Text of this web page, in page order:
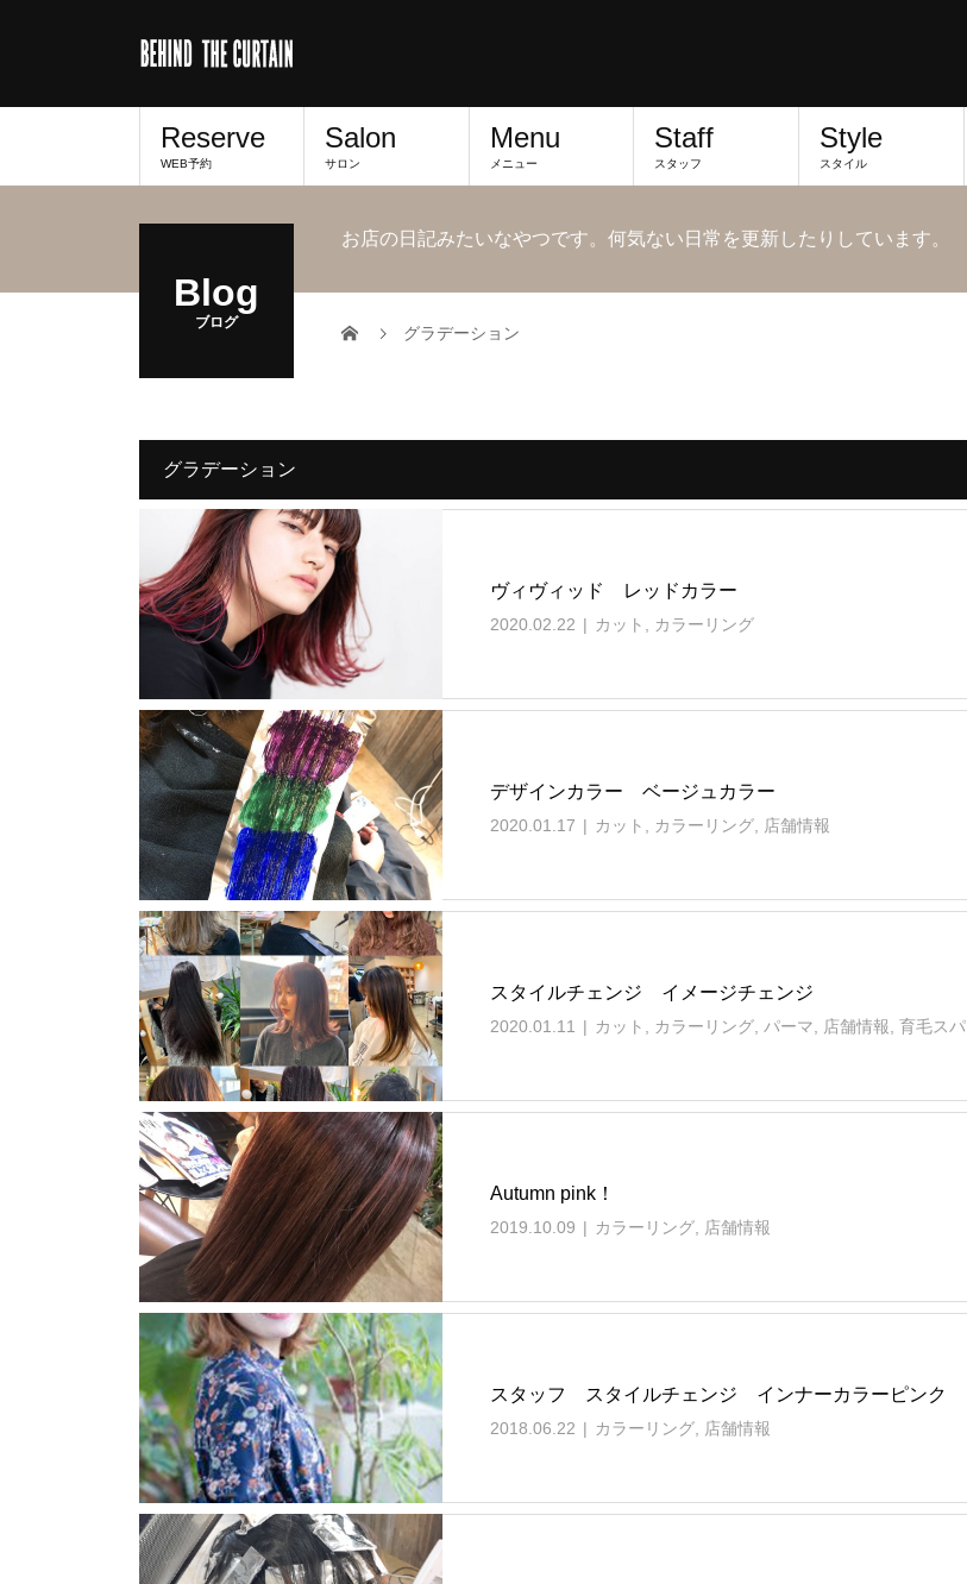
Reserve
WEB予約
Salon
サロン
Menu
メニュー
Staff
スタッフ
Style
スタイル
Blog
ブログ
お店の日記みたいなやつです。何気ない日常を更新したりしています。
グラデーション
グラデーション
ヴィヴィッド レッドカラー
2020.02.22 カット カラーリング
デザインカラー ベージュカラー
2020.01.17 カット カラーリング, 店舗情報
スタイルチェンジ イメージチェンジ
2020.01.11 カット カラーリング, パーマ 店舗情報 育毛スパ
Autumn pink！
2019.10.09 カラーリング, 店舗情報
スタッフ スタイルチェンジ インナーカラーピンク
2018.06.22 カラーリング, 店舗情報